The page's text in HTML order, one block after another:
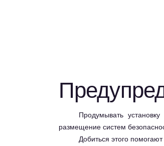
Продумывать
размещение систем
Добиться этого